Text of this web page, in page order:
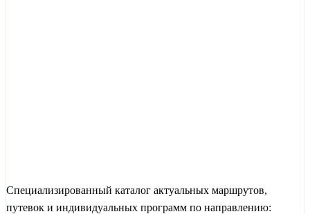
Специализированный каталог актуальных маршрутов,
путевок и индивидуальных программ по направлению: